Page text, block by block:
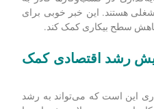
دچار مشکل می‌شوند و ممکن است
باعث ایجاد شغل
این است که به ایجاد شغل
در کسب‌وکارها قادر به